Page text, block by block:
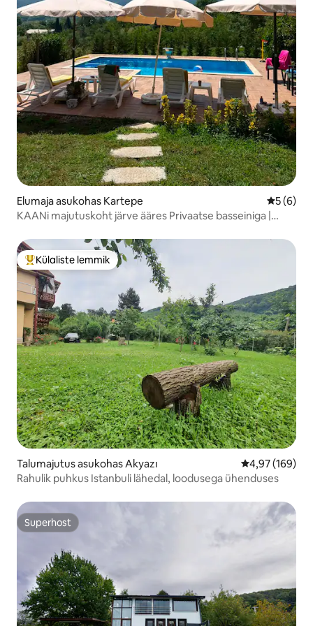
Elumaja asukohas Kartepe
5 (6)
KAANi majutuskoht järve ääres Privaatse basseiniga |
Külaliste suur lemmik
Külaliste lemmik
Talumajutus asukohas Akyazı Keskmine
4,97 (169)
Rahulik puhkus Istanbuli lähedal, loodusega ühenduses
Superhost
Superhost